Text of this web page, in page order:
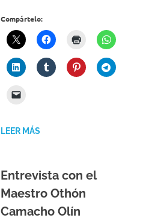
Compártelo:
LEER MÁS
Entrevista con el
Maestro Othón
Camacho Olín